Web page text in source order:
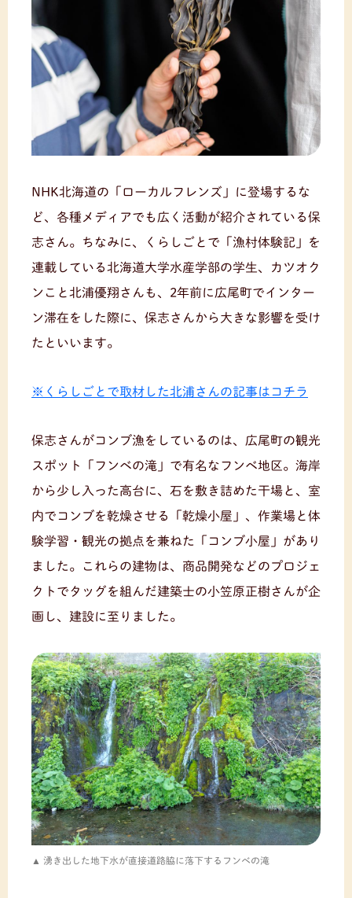
NHK北海道の「ローカルフレンズ」に登場するな
ど、各種メディアでも広く活動が紹介されている保
志さん。ちなみに、くらしごとで「漁村体験記」を
連載している北海道大学水産学部の学生、カツオク
ンこと北浦優翔さんも、2年前に広尾町でインター
ン滞在をした際に、保志さんから大きな影響を受け
たといいます。
※くらしごとで取材した北浦さんの記事はコチラ
保志さんがコンブ漁をしているのは、広尾町の観光
スポット「フンベの滝」で有名なフンベ地区。海岸
から少し入った高台に、石を敷き詰めた干場と、室
内でコンブを乾燥させる「乾燥小屋」、作業場と体
験学習・観光の拠点を兼ねた「コンブ小屋」があり
ました。これらの建物は、商品開発などのプロジェ
クトでタッグを組んだ建築士の小笠原正樹さんが企
画し、建設に至りました。
湧き出した地下水が直接道路脇に落下するフンベの滝